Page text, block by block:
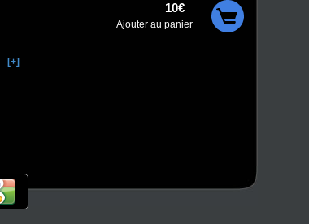
[+]
10€
Ajouter au panier